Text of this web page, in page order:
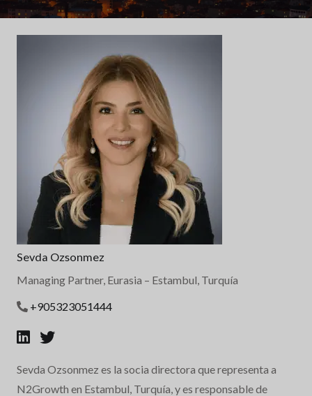
Sevda Ozsonmez
Managing Partner, Eurasia – Estambul, Turquía
+905323051444
Sevda Ozsonmez es la socia directora que representa a
N2Growth en Estambul, Turquía, y es responsable de